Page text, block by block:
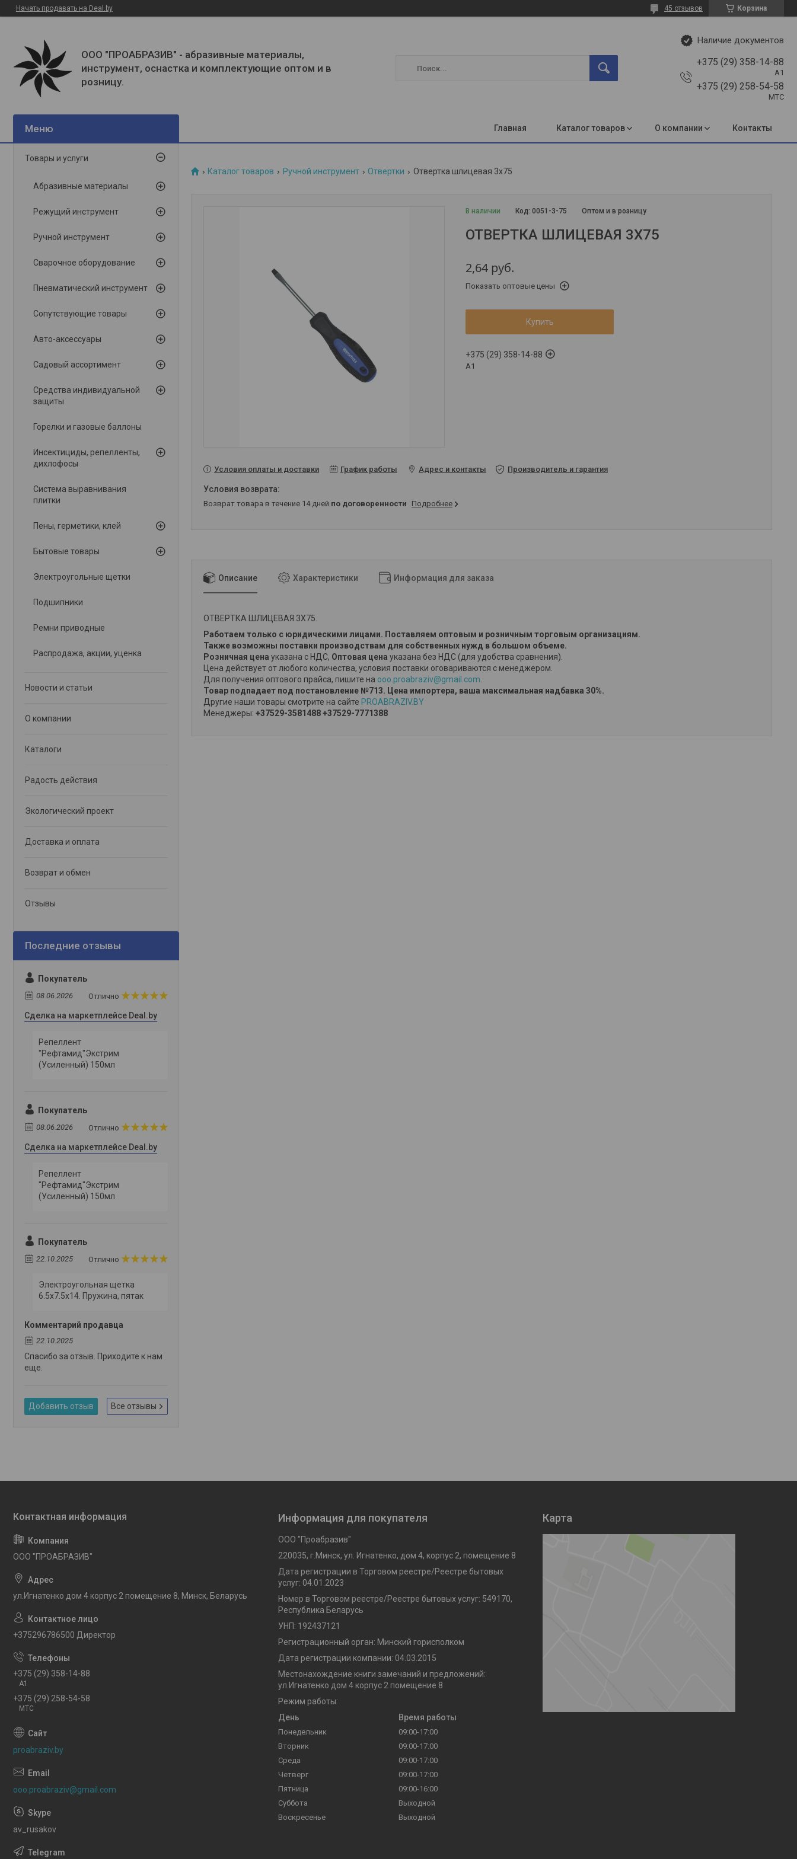
Начать продавать на Deal.by Корзина
45 отзывов
ООО "ПРОАБРАЗИВ" - абразивные материалы,
инструмент, оснастка и комплектующие оптом и в
розницу.
Наличие документов
+375 (29) 358-14-88
A1
+375 (29) 258-54-58
МТС
Главная Каталог товаров О компании Контакты
Каталог товаров Ручной инструмент Отвертки Отвертка шлицевая 3х75
В наличии Оптом и в розницу
Код:0051-3-75
ОТВЕРТКА ШЛИЦЕВАЯ 3Х75
2,64 руб.
Показать оптовые цены
Купить
+375 (29) 358-14-88
A1
Условия оплаты и доставки График работы Адрес и контакты Производитель и гарантия
возврат товара в течение 14 дней по договоренности Подробнее
Описание Характеристики Информация для заказа
ОТВЕРТКА ШЛИЦЕВАЯ 3Х75.
Работаем только с юридическими лицами. Поставляем оптовым и розничным торговым организациям.
Также возможны поставки производствам для собственных нужд в большом объеме.
Розничная цена указана с НДС, Оптовая цена указана без НДС (для удобства сравнения).
Цена действует от любого количества, условия поставки оговариваются с менеджером.
Для получения оптового прайса, пишите на ooo.proabraziv@gmail.com
Товар подпадает под постановление №713. Цена импортера, ваша максимальная надбавка 30%.
Другие наши товары смотрите на сайте PROABRAZIV.BY
Менеджеры: +37529-3581488+37529-7771388
Товары и услуги
Абразивные материалы
Режущий инструмент
Ручной инструмент
Сварочное оборудование
Пневматический инструмент
Сопутствующие товары
Авто-аксессуары
Садовый ассортимент
Средства индивидуальной
защиты
Горелки и газовые баллоны
Инсектициды, репелленты,
дихлофосы
Система выравнивания
плитки
Пены, герметики, клей
Бытовые товары
Электроугольные щетки
Подшипники
Ремни приводные
Распродажа, акции, уценка
Новости и статьи
О компании
Каталоги
Радость действия
Экологический проект
Доставка и оплата
Возврат и обмен
Отзывы
Покупатель
08.06.2026 Отлично
Сделка на маркетплейсе Deal.by
Репеллент
"Рефтамид"Экстрим
(Усиленный) 150мл
Покупатель
08.06.2026 Отлично
Сделка на маркетплейсе Deal.by
Репеллент
"Рефтамид"Экстрим
(Усиленный) 150мл
Покупатель
22.10.2025 Отлично
Электроугольная щетка
6.5х7.5х14. Пружина, пятак
Комментарий продавца
22.10.2025
Спасибо за отзыв. Приходите к нам
еще.
Добавить отзыв Все отзывы
OOO "ПРОАБРАЗИВ"
ул.Игнатенко дом 4 корпус 2 помещение 8, Минск, Беларусь
+375296786500 Директор
+375 (29) 358-14-88
A1
+375 (29) 258-54-58
МТС
proabraziv.by
ooo.proabraziv@gmail.com
av_rusakov
Информация для покупателя
ООО "Проабразив"
220035, г.Минск, ул. Игнатенко, дом 4, корпус 2, помещение 8
Дата регистрации в Торговом реестре/Реестре бытовых
услуг: 04.01.2023
Номер в Торговом реестре/Реестре бытовых услуг: 549170,
Республика Беларусь
УНП: 192437121
Регистрационный орган: Минский горисполком
Дата регистрации компании: 04.03.2015
Местонахождение книги замечаний и предложений:
ул.Игнатенко дом 4 корпус 2 помещение 8
Режим работы:
День
Время работы
Понедельник
09:00-17:00
Вторник
09:00-17:00
Среда
09:00-17:00
Четверг
09:00-17:00
Пятница
09:00-16:00
Суббота
Выходной
Воскресенье
Выходной
Карта